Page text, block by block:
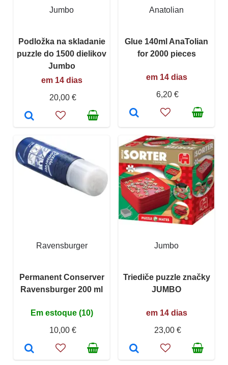
Jumbo
Podložka na skladanie
puzzle do 1500 dielikov
Jumbo
em 14 dias
20,00 €
Anatolian
Glue 140ml AnaTolian
for 2000 pieces
em 14 dias
6,20 €
Ravensburger
Permanent Conserver
Ravensburger 200 ml
Em estoque (10)
10,00 €
Jumbo
Triediče puzzle značky
JUMBO
em 14 dias
23,00 €